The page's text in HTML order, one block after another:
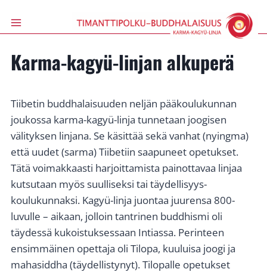
sisältöön
Karma-kagyü-linjan alkuperä
Tiibetin buddhalaisuuden neljän pääkoulukunnan
joukossa karma-kagyü-linja tunnetaan joogisen
välityksen linjana. Se käsittää sekä vanhat (nyingma)
että uudet (sarma) Tiibetiin saapuneet opetukset.
Tätä voimakkaasti harjoittamista painottavaa linjaa
kutsutaan myös suulliseksi tai täydellisyys-
koulukunnaksi. Kagyü-linja juontaa juurensa 800-
luvulle – aikaan, jolloin tantrinen buddhismi oli
täydessä kukoistuksessaan Intiassa. Perinteen
ensimmäinen opettaja oli Tilopa, kuuluisa joogi ja
mahasiddha (täydellistynyt). Tilopalle opetukset